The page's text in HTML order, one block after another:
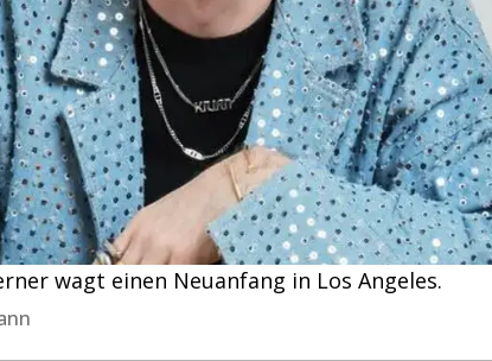
wagt einen Neuanfang in Los Angeles.